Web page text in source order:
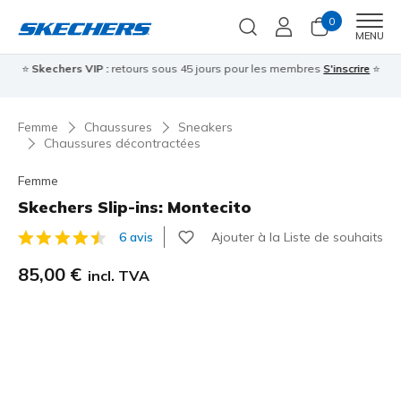
0
MENU
⭐ Skechers VIP :retours sous 45 jours pour les membres S'inscrire ⭐
Femme Chaussures
Sneakers
Chaussures décontractées
Femme
Skechers Slip-ins: Montecito
Évaluation client 3,2 sur 5
6 avis Ajouter à la Liste de souhaits
85,00 € incl. TVA